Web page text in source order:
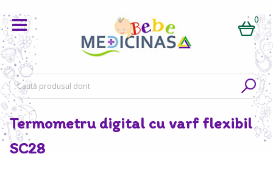
0
Termometru digital cu varf flexibil
SC28